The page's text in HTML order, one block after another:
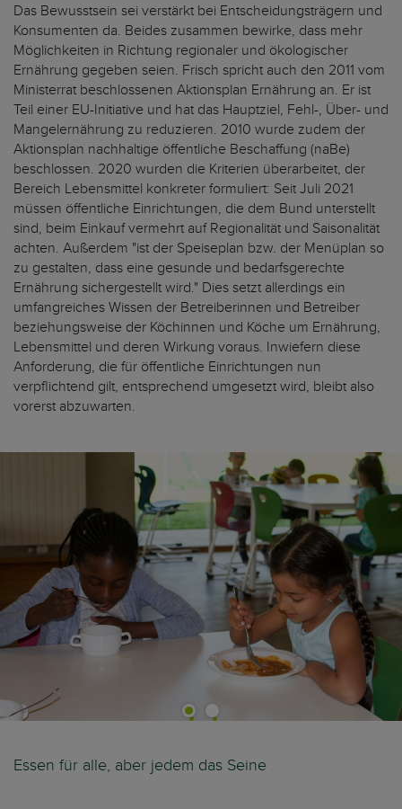
Das Bewusstsein sei verstärkt bei Entscheidungsträgern und
Konsumenten da. Beides zusammen bewirke, dass mehr
Möglichkeiten in Richtung regionaler und ökologischer
Ernährung gegeben seien. Frisch spricht auch den 2011 vom
Ministerrat beschlossenen Aktionsplan Ernährung an. Er ist
Teil einer EU-Initiative und hat das Hauptziel, Fehl-, Über- und
Mangelernährung zu reduzieren. 2010 wurde zudem der
Aktionsplan nachhaltige öffentliche Beschaffung (naBe)
beschlossen. 2020 wurden die Kriterien überarbeitet, der
Bereich Lebensmittel konkreter formuliert: Seit Juli 2021
müssen öffentliche Einrichtungen, die dem Bund unterstellt
sind, beim Einkauf vermehrt auf Regionalität und Saisonalität
achten. Außerdem "ist der Speiseplan bzw. der Menüplan so
zu gestalten, dass eine gesunde und bedarfsgerechte
Ernährung sichergestellt wird." Dies setzt allerdings ein
umfangreiches Wissen der Betreiberinnen und Betreiber
beziehungsweise der Köchinnen und Köche um Ernährung,
Lebensmittel und deren Wirkung voraus. Inwiefern diese
Anforderung, die für öffentliche Einrichtungen nun
verpflichtend gilt, entsprechend umgesetzt wird, bleibt also
vorerst abzuwarten.
Essen für alle, aber jedem das Seine